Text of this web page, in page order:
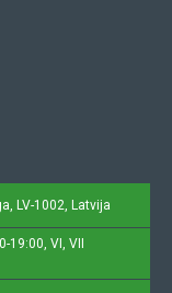
LV-1002, Latvija
19:00, VI, VII